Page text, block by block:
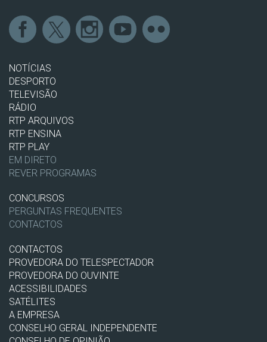
NOTÍCIAS
DESPORTO
TELEVISÃO
RÁDIO
RTP ARQUIVOS
RTP ENSINA
RTP PLAY
EM DIRETO
REVER PROGRAMAS
CONCURSOS
PERGUNTAS FREQUENTES
CONTACTOS
CONTACTOS
PROVEDORA DO TELESPECTADOR
PROVEDORA DO OUVINTE
ACESSIBILIDADES
SATÉLITES
A EMPRESA
CONSELHO GERAL INDEPENDENTE